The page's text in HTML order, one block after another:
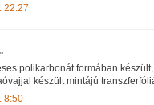
22:27
polikarbonát formában
készült mintájú
8:50